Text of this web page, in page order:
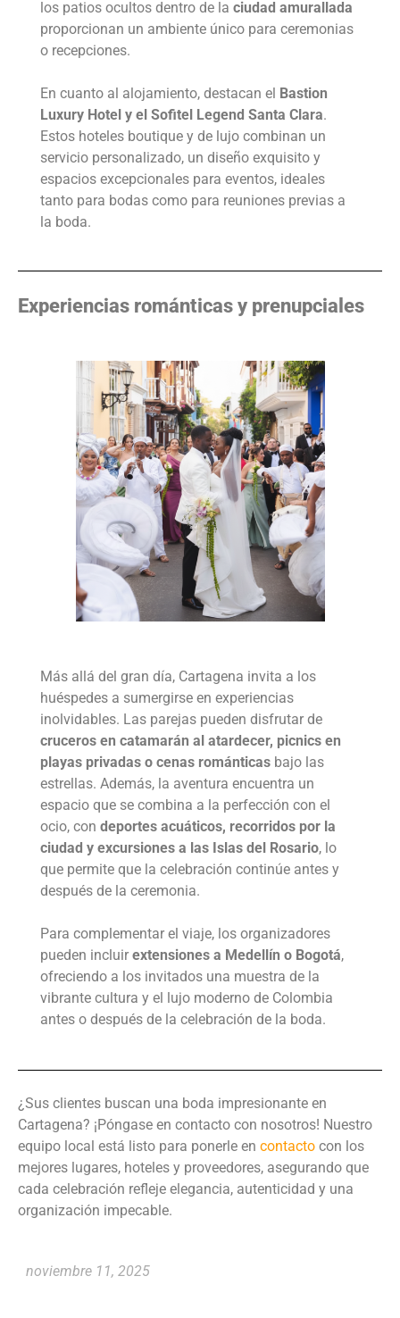
los patios ocultos dentro de la ciudad amurallada
proporcionan un ambiente único para ceremonias
o recepciones.
En cuanto al alojamiento, destacan el Bastion
Luxury Hotel y el Sofitel Legend Santa Clara.
Estos hoteles boutique y de lujo combinan un
servicio personalizado, un diseño exquisito y
espacios excepcionales para eventos, ideales
tanto para bodas como para reuniones previas a
la boda.
Experiencias románticas y prenupciales
Más allá del gran día, Cartagena invita a los
huéspedes a sumergirse en experiencias
inolvidables. Las parejas pueden disfrutar de
cruceros en catamarán al atardecer, picnics en
playas privadas o cenas románticas bajo las
estrellas. Además, la aventura encuentra un
espacio que se combina a la perfección con el
ocio, con deportes acuáticos, recorridos por la
ciudad y excursiones a las Islas del Rosario, lo
que permite que la celebración continúe antes y
después de la ceremonia.
Para complementar el viaje, los organizadores
pueden incluir extensiones a Medellín o Bogotá,
ofreciendo a los invitados una muestra de la
vibrante cultura y el lujo moderno de Colombia
antes o después de la celebración de la boda.
¿Sus clientes buscan una boda impresionante en
Cartagena? ¡Póngase en contacto con nosotros! Nuestro
equipo local está listo para ponerle en contacto con los
mejores lugares, hoteles y proveedores, asegurando que
cada celebración refleje elegancia, autenticidad y una
organización impecable.
noviembre 11, 2025